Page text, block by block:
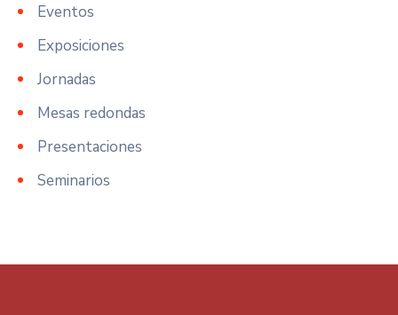
Eventos
Exposiciones
Jornadas
Mesas redondas
Presentaciones
Seminarios